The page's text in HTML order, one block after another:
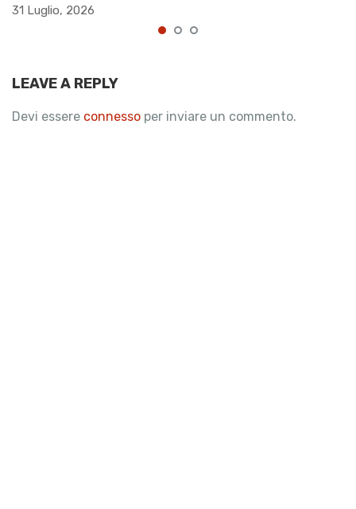
31 Luglio, 2026
LEAVE A REPLY
Devi essere connesso per inviare un commento.